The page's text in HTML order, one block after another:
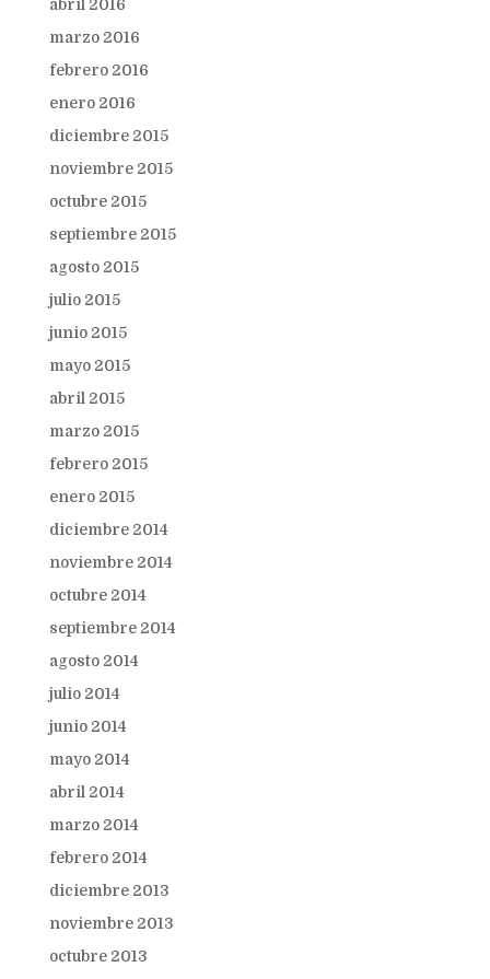
abril 2016
marzo 2016
febrero 2016
enero 2016
diciembre 2015
noviembre 2015
octubre 2015
septiembre 2015
agosto 2015
julio 2015
junio 2015
mayo 2015
abril 2015
marzo 2015
febrero 2015
enero 2015
diciembre 2014
noviembre 2014
octubre 2014
septiembre 2014
agosto 2014
julio 2014
junio 2014
mayo 2014
abril 2014
marzo 2014
febrero 2014
diciembre 2013
noviembre 2013
octubre 2013